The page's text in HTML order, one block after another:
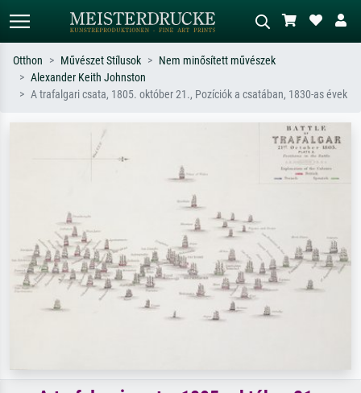
Alap keresés MI-képkereső
szerint – pl. Monet, Csillagos éj,
impresszionizmus, Hokusai-hullám,
piros absztrakt, sötét olajkép, álló akt
egy fa mellett.
Otthon Művészet Stílusok
Nem minősített művészek
Alexander Keith Johnston
A trafalgari csata, 1805. október 21., Pozíciók a csatában, 1830-as évek